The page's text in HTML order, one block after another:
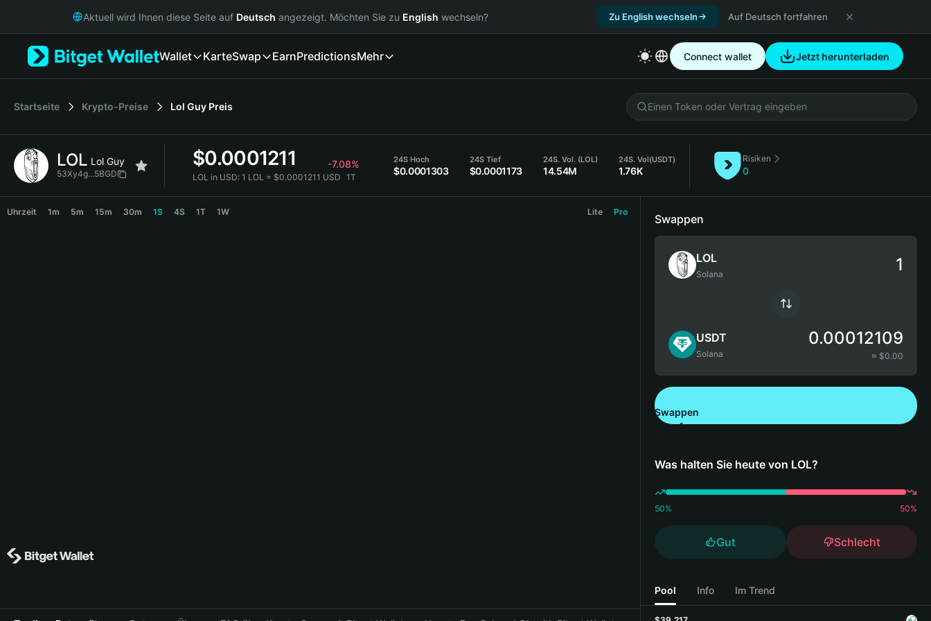
Русский
Italiano
简体中文
繁體中文
Bahasa Indonesia
Aktuell wird Ihnen diese Seite auf Deutsch angezeigt. Möchten Sie zu English wechseln? Zu English wechseln Auf Deutsch fortfahren
Wallet KarteSwap EarnPredictionsMehr Connect wallet Jetzt herunterladen
Startseite Krypto-Preise Lol Guy Preis
LOL Lol Guy
53Xy4g...5BGD
$0.0001211 -7.08%
LOL in USD: 1 LOL = $0.0001211 USD 1T
24S Hoch
$0.0001303
24S Tief
$0.0001173
24S. Vol. (LOL)
14.54M
24S. Vol(USDT)
1.76K
Risiken
0
Uhrzeit 1m 5m 15m 30m 1S 4S 1T 1W Lite Pro
Swappen
LOL
Solana
USDT
Solana
0.00012109
≈ $0.00
Swappen
Was halten Sie heute von LOL?
50% 50%
Gut Schlecht
Pool Info Im Trend